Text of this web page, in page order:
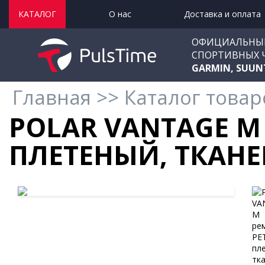
КАТАЛОГ О нас Доставка и оплата
СПОРТИВНЫХ
GARMIN,
Главная >> Каталог
POLAR VANTAGE
ПЛЕТЕНЫЙ,